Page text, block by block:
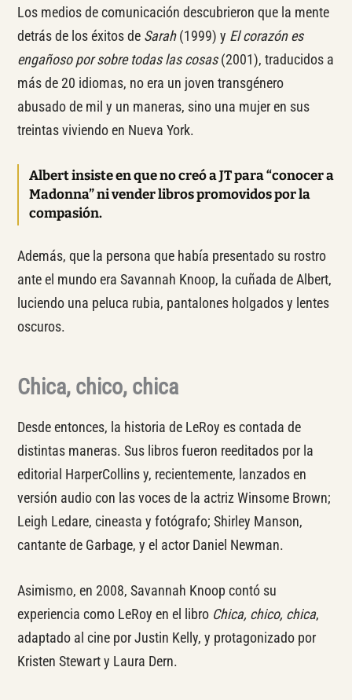
Los medios de comunicación descubrieron que la mente
detrás de los éxitos de Sarah(1999) y El corazón es
engañoso por sobre todas las cosas(2001), traducidos a
más de 20 idiomas, no era un joven transgénero
abusado de mil y un maneras, sino una mujer en sus
treintas viviendo en Nueva York.
Albert insiste en que no creó a JT para “conocer a
Madonna” ni vender libros promovidos por la
compasión.
Además, que la persona que había presentado su rostro
ante el mundo era Savannah Knoop, la cuñada de Albert,
luciendo una peluca rubia, pantalones holgados y lentes
oscuros.
Chica, chico, chica
Desde entonces, la historia de LeRoy es contada de
distintas maneras. Sus libros fueron reeditados por la
editorial HarperCollins y, recientemente, lanzados en
versión audio con las voces de la actriz Winsome Brown;
Leigh Ledare, cineasta y fotógrafo; Shirley Manson,
cantante de Garbage, y el actor Daniel Newman.
Asimismo, en 2008, Savannah Knoop contó su
experiencia como LeRoy en el libro Chica, chico, chica,
adaptado al cine por Justin Kelly, y protagonizado por
Kristen Stewart y Laura Dern.